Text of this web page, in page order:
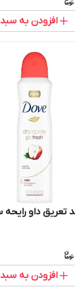
افزودن به سبد
داو رایحه سیب
افزودن به سبد